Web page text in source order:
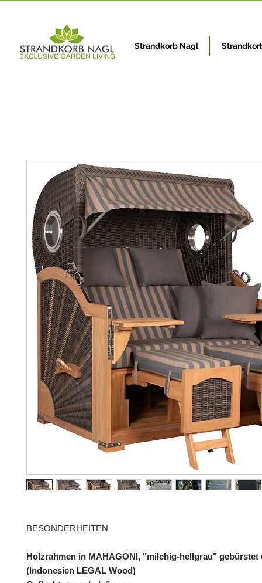
Strandkorb Nagl
BESONDERHEITEN
Holzrahmen in MAHAGONI, "milchig-hellgrau" gebürstet
(Indonesien LEGAL Wood)